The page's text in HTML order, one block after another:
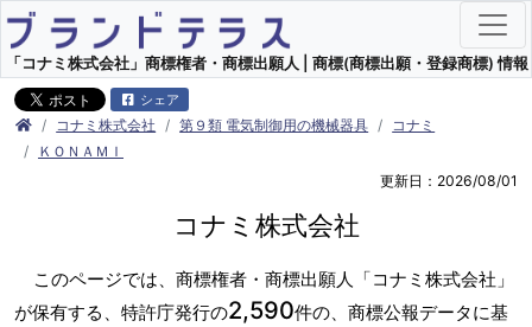
「コナミ株式会社」商標権者・商標出願人 | 商標(商標出願・登録商標) 情報
シェア
コナミ株式会社 第９類 電気制御用の機械器具
コナミ
ＫＯＮＡＭＩ
更新日：2026/08/01
コナミ株式会社
このページでは、商標権者・商標出願人「コナミ株式会社」
が保有する、特許庁発行の2,590件の、商標公報データに基